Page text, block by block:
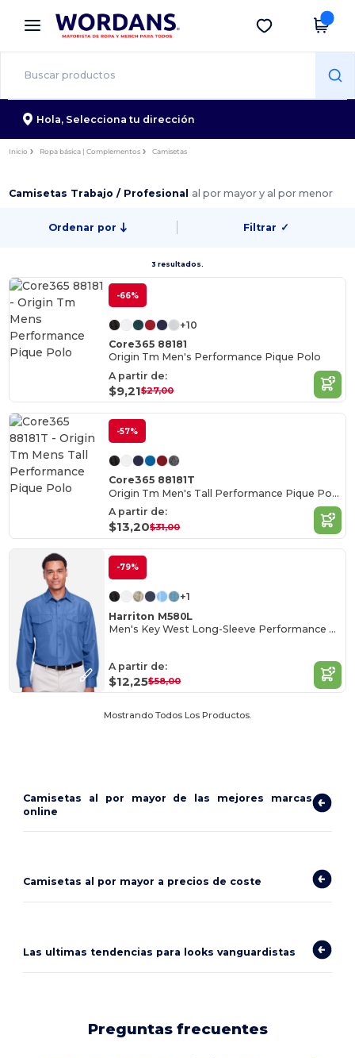
× App de Wordans
¡Mejores precios en app!
Descargar app
Hola, Selecciona tu dirección
Inicio Ropa básica | Complementos Camisetas
Camisetas Trabajo / Profesional al por mayor y al por menor
Ordenar por Filtrar ✓
3 resultados.
-66%
+10
Core365 88181
Origin Tm Men's Performance Pique Polo
A partir de:
$9,21$27,00
-57%
Core365 88181T
Origin Tm Men's Tall Performance Pique Polo
A partir de:
$13,20$31,00
-79%
+1
Harriton M580L
Men's Key West Long-Sleeve Performance Staff Shirt
A partir de:
$12,25$58,00
Mostrando Todos Los Productos.
Camisetas al por mayor de las mejores marcas
online
Camisetas al por mayor a precios de coste
Las ultimas tendencias para looks vanguardistas
Preguntas frecuentes